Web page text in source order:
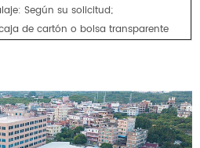
Según su solicitud;
de cartón o bolsa transparente